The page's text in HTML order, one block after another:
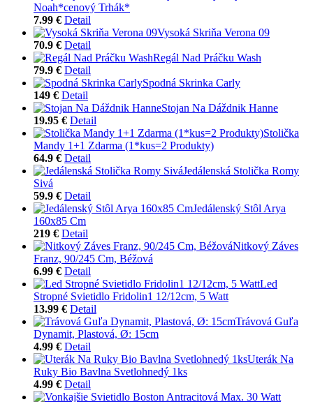
Noah*cenový Trhák*
7.99 € Detail
Vysoká Skriňa Verona 09
70.9 € Detail
Regál Nad Práčku Wash
79.9 € Detail
Spodná Skrinka Carly
149 € Detail
Stojan Na Dáždnik Hanne
19.95 € Detail
Stolička
Mandy 1+1 Zdarma (1*kus=2 Produkty)
64.9 € Detail
Jedálenská Stolička Romy
Sivá
59.9 € Detail
Jedálenský Stôl Arya
160x85 Cm
219 € Detail
Nitkový Záves
Franz, 90/245 Cm, Béžová
6.99 € Detail
Led
Stropné Svietidlo Fridolin1 12/12cm, 5 Watt
13.99 € Detail
Trávová Guľa
Dynamit, Plastová, Ø: 15cm
4.99 € Detail
Uterák Na
Ruky Bio Bavlna Svetlohnedý 1ks
4.99 € Detail